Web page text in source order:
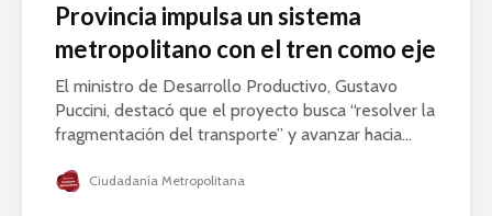
Provincia impulsa un sistema
metropolitano con el tren como eje
El ministro de Desarrollo Productivo, Gustavo
Puccini, destacó que el proyecto busca “resolver la
fragmentación del transporte” y avanzar hacia...
Ciudadanía Metropolitana